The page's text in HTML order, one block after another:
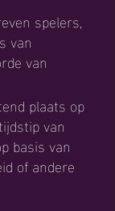
spelers,
van
van
plaats op
van
basis van
of andere